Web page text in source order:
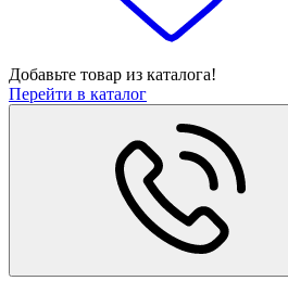
Добавьте товар из каталога!
Перейти в каталог